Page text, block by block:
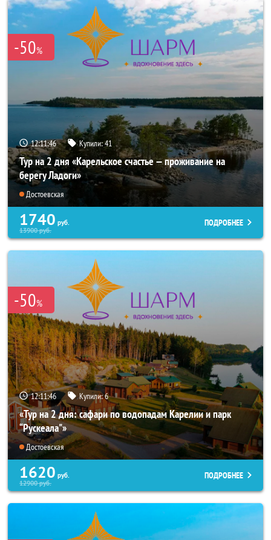
-50%
12:11:44 Купили:41
Тур на 2 дня «Карельское счастье — проживание на
берегу Ладоги»
Достоевская
1740 руб.
13900руб.
ПОДРОБНЕЕ
-50%
12:11:44 Купили:6
«Тур на 2 дня: сафари по водопадам Карелии и парк
“Рускеала"»
Достоевская
1620 руб.
12900руб.
ПОДРОБНЕЕ